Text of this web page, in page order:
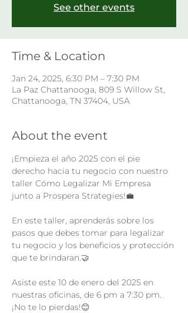
See other events
Time & Location
Jan 24, 2025, 6:30 PM – 7:30 PM
La Paz Chattanooga, 809 S Willow St,
Chattanooga, TN 37404, USA
About the event
¡Empieza el año 2025 con el pie
derecho hacia tu negocio con nuestro
taller Cómo Legalizar Mi Empresa
junto a Prospera Strategies!💼
En este taller, aprenderás sobre los
pasos que debes tomar para legalizar
tu negocio y los beneficios y protección
que te brindaran.🤝
Asiste este 10 de enero del 2025 en
nuestras oficinas, de 6 pm a 7:30 pm.
¡No te lo pierdas!😊